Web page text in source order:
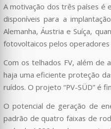
A motivação dos três países é
disponíveis para a
Alemanha, Áustria e Suíça,
fotovoltaicos pelos operadores
Com os telhados FV, além de
haja uma eficiente proteção
ruídos. O projeto “PV-SÜD” é
O potencial de geração de
padrão de quatro faixas de